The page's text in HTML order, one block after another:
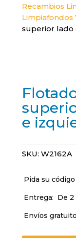
Recambios
Limpiafondos
superior lado
e
SKU: W2162A
Pida su
Entrega: De 2
Envíos